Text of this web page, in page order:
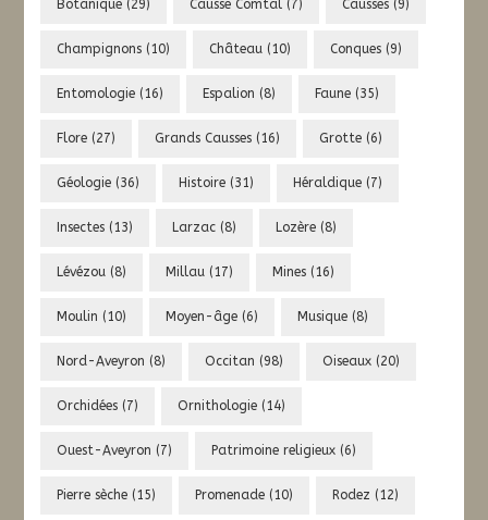
Botanique (29) Causse Comtal (7) Causses (9)
Champignons (10) Château (10) Conques (9)
Entomologie (16) Espalion (8) Faune (35)
Flore (27) Grands Causses (16) Grotte (6)
Géologie (36) Histoire (31) Héraldique (7)
Insectes (13) Larzac (8) Lozère (8)
Lévézou (8) Millau (17) Mines (16)
Moulin (10) Moyen-âge (6) Musique (8)
Nord-Aveyron (8) Occitan (98) Oiseaux (20)
Orchidées (7) Ornithologie (14)
Ouest-Aveyron (7) Patrimoine religieux (6)
Pierre sèche (15) Promenade (10) Rodez (12)